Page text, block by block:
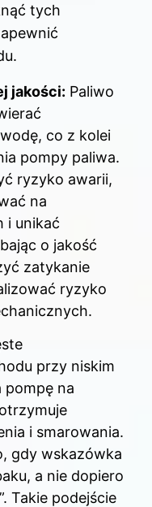
tych
jakości: Paliwo
co z kolei
pompy paliwa.
ryzyko awarii,
na
i unikać
o jakość
zatykanie
ryzyko
przy niskim
pompę na
i smarowania.
gdy wskazówka
a nie dopiero
Takie podejście